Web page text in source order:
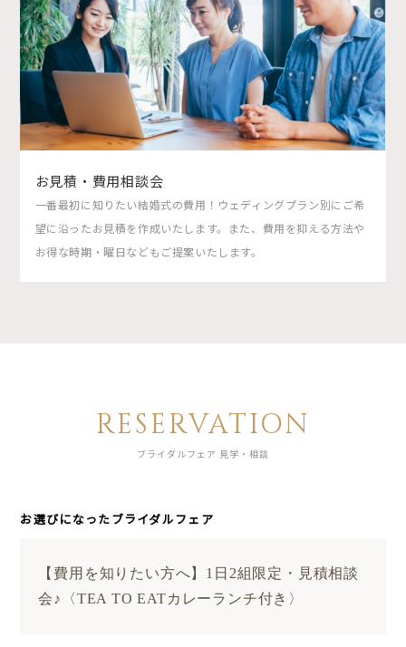
お見積・費用相談会
一番最初に知りたい結婚式の費用！ウェディングプラン別にご希
望に沿ったお見積を作成いたします。また、費用を抑える方法や
お得な時期・曜日などもご提案いたします。
RESERVATION
ブライダルフェア 見学・相談
お選びになったブライダルフェア
【費用を知りたい方へ】1日2組限定・見積相談
会♪〈TEA TO EATカレーランチ付き〉